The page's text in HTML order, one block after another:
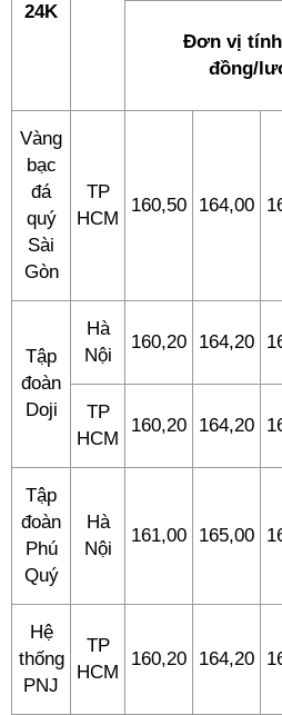
24K
Đơn vị
đồng/
Vàng
bạc
đá
quý
Sài
Gòn
TP
HCM
160,50 164,00
Tập
đoàn
Doji
Hà
Nội
160,20 164,20
TP
HCM
160,20 164,20
Tập
đoàn
Phú
Quý
Hà
Nội
161,00 165,00
Hệ
thống
PNJ
TP
HCM
160,20 164,20